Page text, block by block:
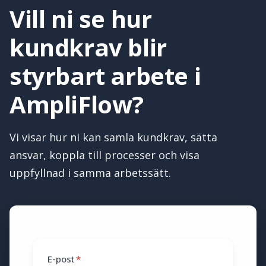
Vill ni se hur
kundkrav blir
styrbart arbete i
AmpliFlow?
Vi visar hur ni kan samla kundkrav, sätta
ansvar, koppla till processer och visa
uppfyllnad i samma arbetssätt.
E-post*